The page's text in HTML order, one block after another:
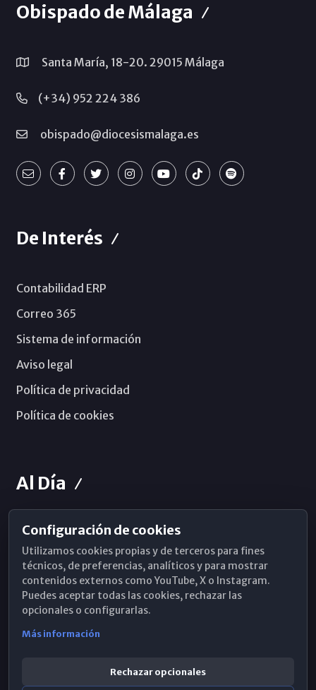
Obispado de Málaga
Santa María, 18-20. 29015 Málaga
(+34) 952 224 386
obispado@diocesismalaga.es
De Interés
Contabilidad ERP
Correo 365
Sistema de información
Aviso legal
Política de privacidad
Política de cookies
Al Día
Horarios de Misa
Hemeroteca
WhatsApp
Configuración de cookies
Utilizamos cookies propias y de terceros para fines
técnicos, de preferencias, analíticos y para mostrar
contenidos externos como YouTube, X o Instagram.
Puedes aceptar todas las cookies, rechazar las
opcionales o configurarlas.
Más información
Rechazar opcionales